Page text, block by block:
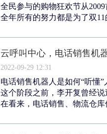
全民参与的购物狂欢节从
全年所有的努力都是为了双
云呼叫中心，电话销售机
2022-09-29 12:31
电话销售机器人是如何“听懂
这个阶段之前，李开复曾经
在看来，电话销售、物流仓